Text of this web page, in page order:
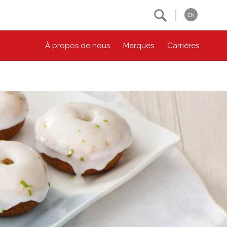
EN
À propos de nous Marques Carrières
Environnement
Bien-être des animaux
Collectivité
Principes coopératifs
Diversité et inclusion
Accessibilité
Contactez-nous
Location